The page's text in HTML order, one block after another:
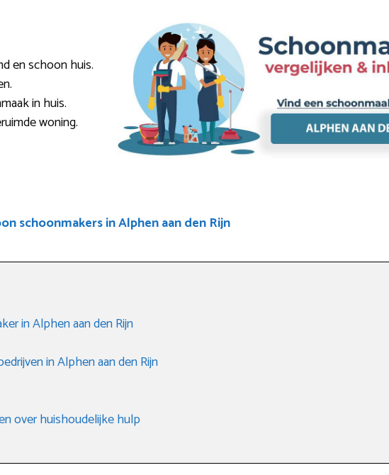
en schoon huis.
in huis.
woning.
schoonmakers in Alphen aan den Rijn
in Alphen aan den Rijn
in Alphen aan den Rijn
over huishoudelijke hulp